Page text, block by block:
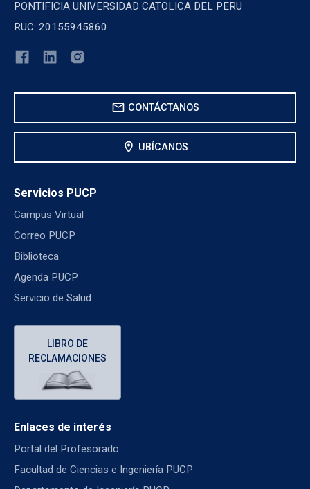
PONTIFICIA UNIVERSIDAD CATOLICA DEL PERU
RUC: 20155945860
mail CONTÁCTANOS
location_on UBÍCANOS
Servicios PUCP
Campus Virtual
Correo PUCP
Biblioteca
Agenda PUCP
Servicio de Salud
LIBRO DE
RECLAMACIONES
Enlaces de interés
Portal del Profesorado
Facultad de Ciencias e Ingeniería PUCP